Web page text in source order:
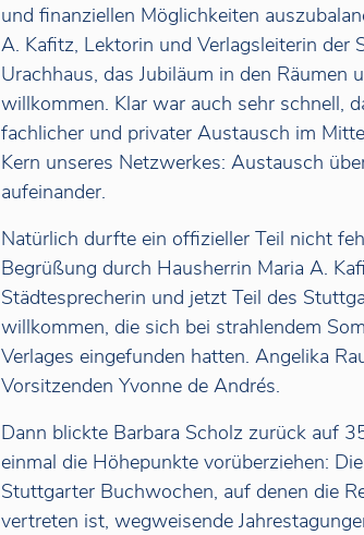
und finanziellen Möglichkeiten
A. Kafitz, Lektorin und Verlagsleiterin der
Urachhaus, das Jubiläum in den Räumen
willkommen. Klar war auch sehr schnell,
fachlicher und privater Austausch im
Kern unseres Netzwerkes: Austausch
aufeinander.
Natürlich durfte ein offizieller Teil nicht
Begrüßung durch Hausherrin Maria A.
Städtesprecherin und jetzt Teil des
willkommen, die sich bei strahlendem
Verlages eingefunden hatten. Angelika
Vorsitzenden Yvonne de Andrés.
Dann blickte Barbara Scholz zurück auf
einmal die Höhepunkte vorüberziehen:
Stuttgarter Buchwochen, auf denen die
vertreten ist, wegweisende